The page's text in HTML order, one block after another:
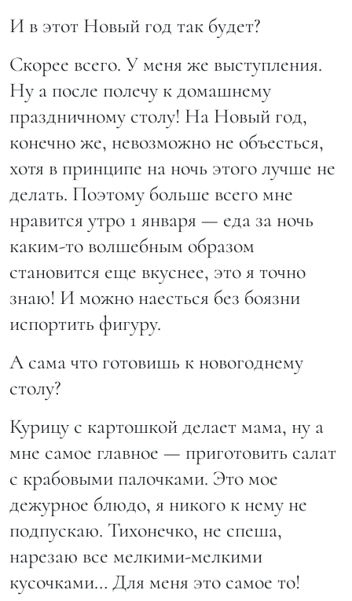
И в этот Новый год так будет?
Скорее всего. У меня же выступления.
Ну а после полечу к домашнему
праздничному столу! На Новый год,
конечно же, невозможно не объесться,
хотя в принципе на ночь этого лучше не
делать. Поэтому больше всего мне
нравится утро 1 января — еда за ночь
каким-то волшебным образом
становится еще вкуснее, это я точно
знаю! И можно наесться без боязни
испортить фигуру.
А сама что готовишь к новогоднему
столу?
Курицу с картошкой делает мама, ну а
мне самое главное — приготовить салат
с крабовыми палочками. Это мое
дежурное блюдо, я никого к нему не
подпускаю. Тихонечко, не спеша,
нарезаю все мелкими-мелкими
кусочками… Для меня это самое то!